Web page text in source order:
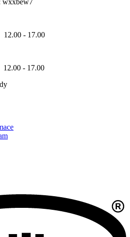
wxxbew7
- 17.00
- 17.00